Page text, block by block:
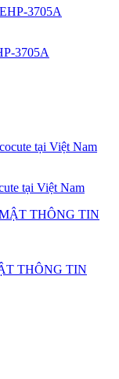
3705A
tại Việt Nam
THÔNG TIN